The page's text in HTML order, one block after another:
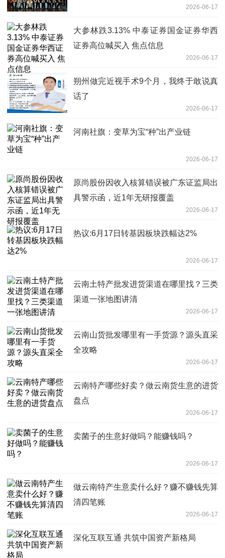
2026-06-17
大参林跌3.13% 中泰证券国金证券华西
证券高位喊买入 焦点信息
2026-06-17
朔州做完近视手术9个月，我终于敢说真
话了
2026-06-17
河南社旗：变草为宝“种”出产业链
2026-06-17
原尚股份因收入核算错误被广东证监局出
具警示函，近1年无研报覆盖
2026-06-17
热议:6月17日转基因板块跌幅达2%
2026-06-17
云南土特产批发进货渠道在哪里找？三类
渠道一张地图讲清
2026-06-17
云南山货批发哪里有一手货源？源头直采
全攻略
2026-06-17
云南特产哪些好卖？做云南货生意的进货
盘点
2026-06-17
卖菌子的生意好做吗？能赚钱吗？
2026-06-17
做云南特产生意卖什么好？赚不赚钱先算
清四笔账
2026-06-17
深化互联互通 共筑中国资产新格局